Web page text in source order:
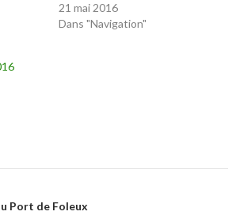
21 mai 2016
Dans "Navigation"
Port de Foleux